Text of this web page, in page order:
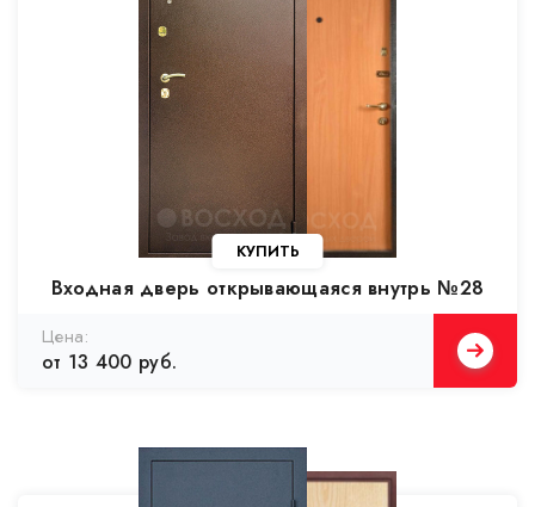
Входная дверь открывающаяся внутрь №28
от 13 400 руб.